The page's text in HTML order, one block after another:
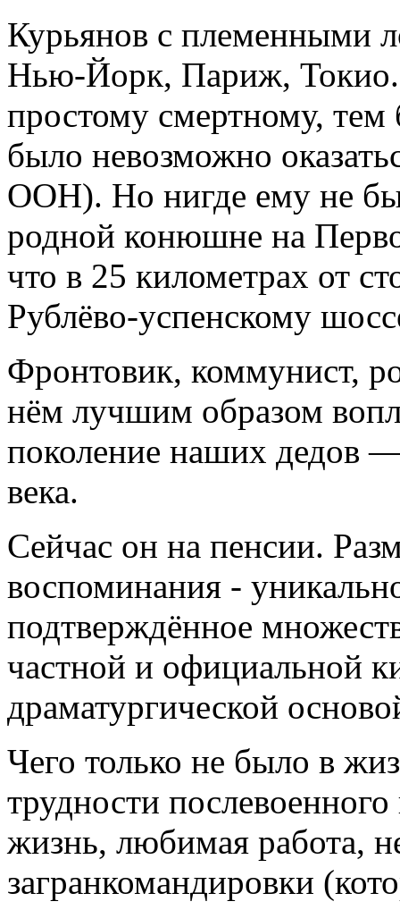
Курьянов с племенными
Нью-Йорк, Париж, Токио.
простому смертному, тем
было невозможно
ООН). Но нигде ему не
родной конюшне на
что в 25 километрах от
Рублёво-успенскому
Фронтовик, коммунист,
нём лучшим образом
поколение наших дедов
века.
Сейчас он на пенсии.
воспоминания -
подтверждённое
частной и официальной
драматургической
Чего только не было в
трудности
жизнь, любимая работа,
загранкомандировки